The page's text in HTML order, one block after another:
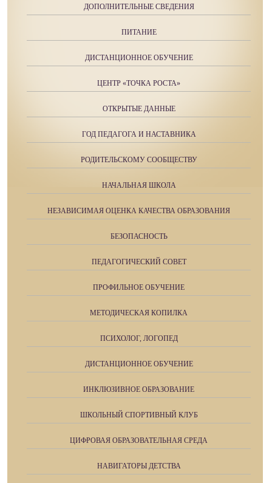
ДОПОЛНИТЕЛЬНЫЕ СВЕДЕНИЯ
ПИТАНИЕ
ДИСТАНЦИОННОЕ ОБУЧЕНИЕ
ЦЕНТР «ТОЧКА РОСТА»
ОТКРЫТЫЕ ДАННЫЕ
ГОД ПЕДАГОГА И НАСТАВНИКА
РОДИТЕЛЬСКОМУ СООБЩЕСТВУ
НАЧАЛЬНАЯ ШКОЛА
НЕЗАВИСИМАЯ ОЦЕНКА КАЧЕСТВА ОБРАЗОВАНИЯ
БЕЗОПАСНОСТЬ
ПЕДАГОГИЧЕСКИЙ СОВЕТ
ПРОФИЛЬНОЕ ОБУЧЕНИЕ
МЕТОДИЧЕСКАЯ КОПИЛКА
ПСИХОЛОГ, ЛОГОПЕД
ДИСТАНЦИОННОЕ ОБУЧЕНИЕ
ИНКЛЮЗИВНОЕ ОБРАЗОВАНИЕ
ШКОЛЬНЫЙ СПОРТИВНЫЙ КЛУБ
ЦИФРОВАЯ ОБРАЗОВАТЕЛЬНАЯ СРЕДА
НАВИГАТОРЫ ДЕТСТВА